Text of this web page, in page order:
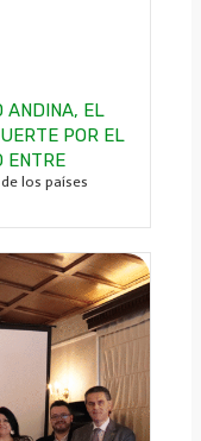
ANDINA, EL
POR EL
ENTRE
los países